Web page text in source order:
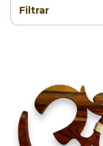
Filtrar